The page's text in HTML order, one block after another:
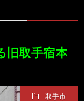
旧取手宿本
取手市